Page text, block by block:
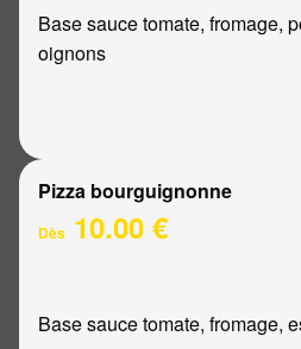
Base sauce tomate, fromage,
oignons
Pizza bourguignonne
Dès 10.00 €
Base sauce tomate, fromage,